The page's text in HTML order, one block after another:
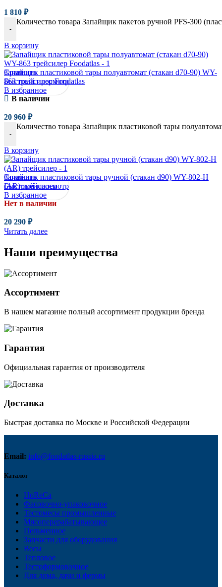
1 810 ₽
-
Количество товара Запайщик пакетов ручной PFS-300
В корзину
Сравнить
Быстрый просмотр
В избранное
Запайщик пластиковой тары полуавтомат (стакан d70-90) WY-
863 трейсилер Foodatlas
В наличии
20 960 ₽
-
Количество товара Запайщик пластиковой тары
В корзину
Сравнить
Быстрый просмотр
В избранное
Запайщик пластиковой тары ручной (стакан d90) WY-802-H
(AR) трейсилер
Нет в наличии
20 290 ₽
Читать далее
Наши преимущества
Ассортимент
В нашем магазине полный ассортимент продукции бренда
Гарантия
Официальная гарантия от производителя
Доставка
Быстрая доставка по Москве и Российской Федерации
Email: info@foodatlas-russia.ru
Каталог
HoReCa
Фасовочно-упаковочное
Тестомесы промышленные
Мясоперерабатывающее
Пельменное
Запчасти для оборудования
Весы
Тепловое
Тестоформовочное
Для дома, дачи и фермы